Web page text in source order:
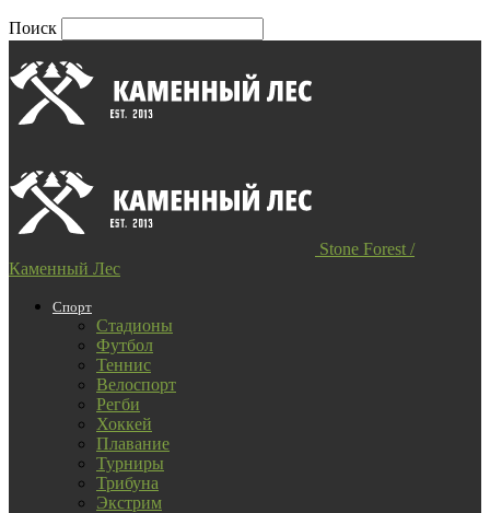
Поиск
Stone Forest /
Каменный Лес
Спорт
Стадионы
Футбол
Теннис
Велоспорт
Регби
Хоккей
Плавание
Турниры
Трибуна
Экстрим